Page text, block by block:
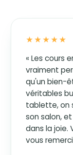
★★★★★
« Les cours
vraiment
qu'un bien-
véritables
tablette, on
son salon,
dans la
vous